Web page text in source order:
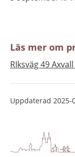
Läs mer om
RIksväg 49
Uppdaterad 2025-